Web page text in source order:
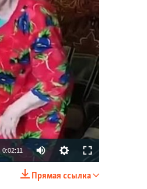
0:02:11
Прямая ссылка